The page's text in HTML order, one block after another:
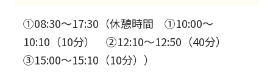
①08:30～17:30（休憩時間 ①10:00～
10:10（10分） ②12:10～12:50（40分）
③15:00～15:10（10分））